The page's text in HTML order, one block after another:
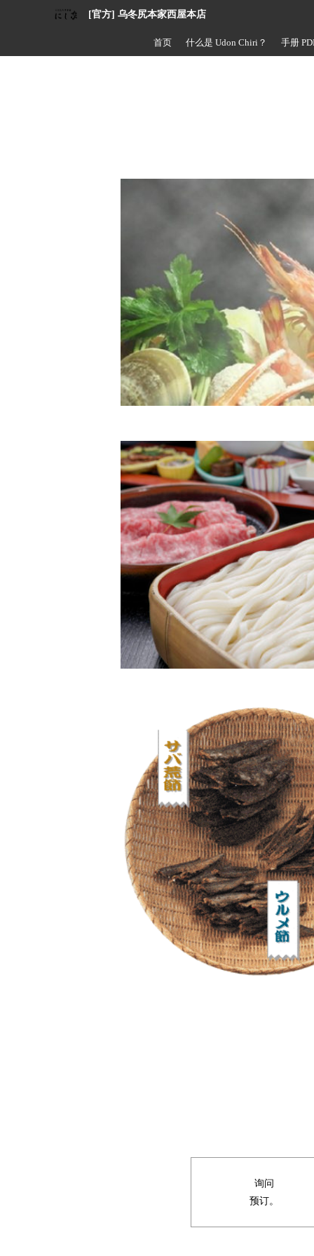
[官方] 乌冬尻本家西屋本店
首页 什么是 Udon Chiri？ 手册
询问
预订。